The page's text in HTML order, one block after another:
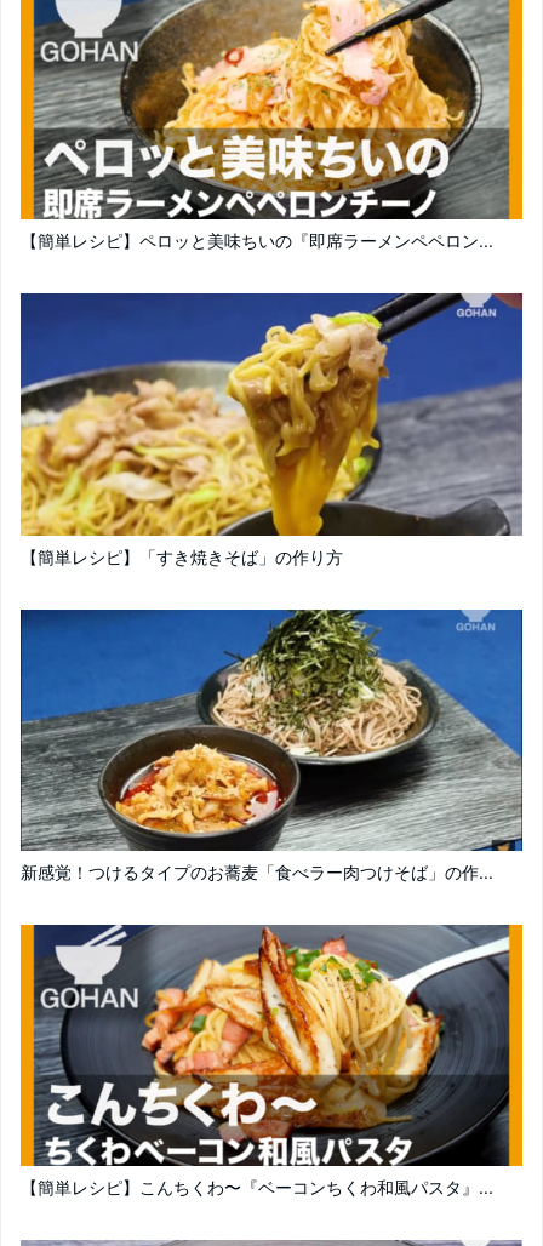
【簡単レシピ】ペロッと美味ちいの『即席ラーメンペペロン...
【簡単レシピ】「すき焼きそば」の作り方
新感覚！つけるタイプのお蕎麦「食べラー肉つけそば」の作...
【簡単レシピ】こんちくわ〜『ベーコンちくわ和風パスタ』...